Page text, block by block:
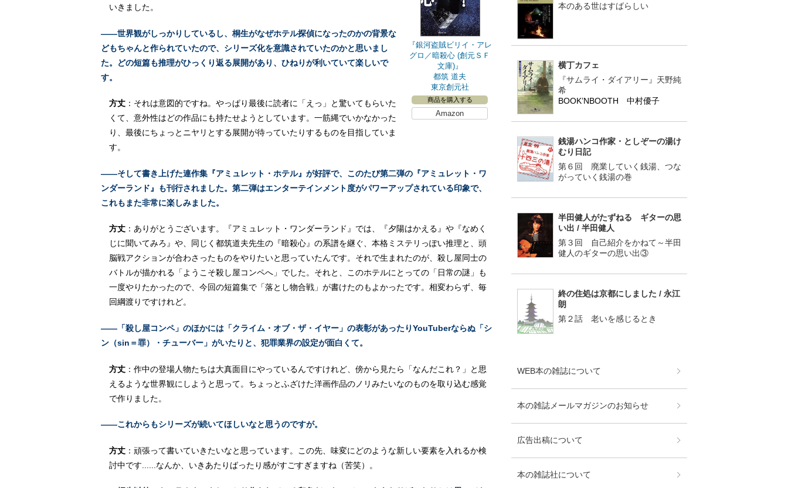
『銀河盗賊ビリイ・アレ
グロ／暗殺心 (創元ＳＦ
文庫)』
都筑 道夫
東京創元社
商品を購入する
Amazon
いきました。
――世界観がしっかりしているし、桐生がなぜホテル探偵になったのかの背景な
どもちゃんと作られていたので、シリーズ化を意識されていたのかと思いまし
た。どの短篇も推理がひっくり返る展開があり、ひねりが利いていて楽しいで
す。
方丈 ：それは意図的ですね。やっぱり最後に読者に「えっ」と驚いてもらいた
くて、意外性はどの作品にも持たせようとしています。一筋縄でいかなかった
り、最後にちょっとニヤリとする展開が待っていたりするものを目指していま
す。
――そして書き上げた連作集『アミュレット・ホテル』が好評で、このたび第二弾の『アミュレット・ワ
ンダーランド』も刊行されました。第二弾はエンターテインメント度がパワーアップされている印象で、
これもまた非常に楽しみました。
方丈 ：ありがとうございます。『アミュレット・ワンダーランド』では、『夕陽はかえる』や『なめく
じに聞いてみろ』や、同じく都筑道夫先生の『暗殺心』の系譜を継ぐ、本格ミステリっぽい推理と、頭
脳戦アクションが合わさったものをやりたいと思っていたんです。それで生まれたのが、殺し屋同士の
バトルが描かれる「ようこそ殺し屋コンペへ」でした。それと、このホテルにとっての「日常の謎」も
一度やりたかったので、今回の短篇集で「落とし物合戦」が書けたのもよかったです。相変わらず、毎
回綱渡りですけれど。
――「殺し屋コンペ」のほかには「クライム・オブ・ザ・イヤー」の表彰があったりYouTuberならぬ「シ
ン（sin＝罪）・チューバー」がいたりと、犯罪業界の設定が面白くて。
方丈 ：作中の登場人物たちは大真面目にやっているんですけれど、傍から見たら「なんだこれ？」と思
えるような世界観にしようと思って。ちょっとふざけた洋画作品のノリみたいなのものを取り込む感覚
で作りました。
――これからもシリーズが続いてほしいなと思うのですが。
方丈 ：頑張って書いていきたいなと思っています。この先、味変にどのような新しい要素を入れるか検
討中です......なんか、いきあたりばったり感がすごすぎますね（苦笑）。
本のある世はすばらしい
横丁カフェ
『サムライ・ダイアリー』天野純
希
BOOK’NBOOTH 中村優子
銭湯ハンコ作家・としぞーの湯け
むり日記
第６回 廃業していく銭湯、つな
がっていく銭湯の巻
半田健人がたずねる ギターの思
い出 / 半田健人
第３回 自己紹介をかねて～半田
健人のギターの思い出③
終の住処は京都にしました / 永江
朗
第２話 老いを感じるとき
WEB本の雑誌について
本の雑誌メールマガジンのお知らせ
広告出稿について
本の雑誌社について